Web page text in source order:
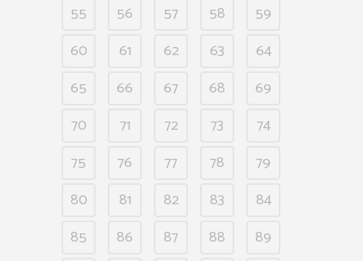
55
56 57 58
59
60
61 62 63
64
65
66 67 68
69
70
71 72 73
74
75
76 77 78
79
80
81 82 83
84
85
86 87 88
89